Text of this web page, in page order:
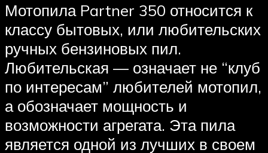
Мотопила Partner 350 относится к
классу бытовых, или любительских
ручных бензиновых пил.
Любительская — означает не “клуб
по интересам” любителей мотопил,
а обозначает мощность и
возможности агрегата. Эта пила
является одной из лучших в своем